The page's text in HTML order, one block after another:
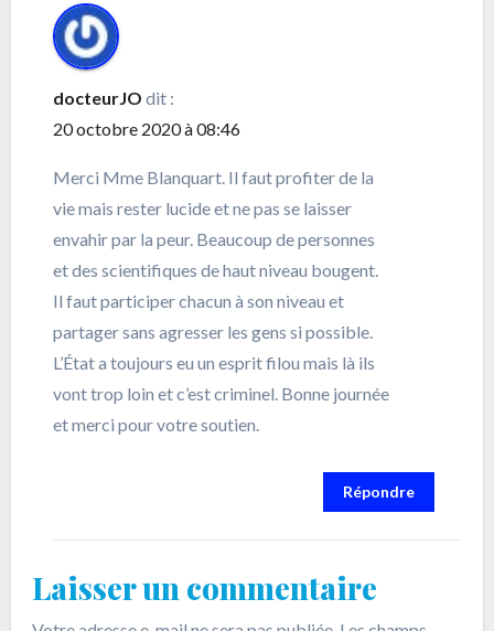
docteurJO dit :
20 octobre 2020 à 08:46
Merci Mme Blanquart. Il faut profiter de la
vie mais rester lucide et ne pas se laisser
envahir par la peur. Beaucoup de personnes
et des scientifiques de haut niveau bougent.
Il faut participer chacun à son niveau et
partager sans agresser les gens si possible.
L’État a toujours eu un esprit filou mais là ils
vont trop loin et c’est criminel. Bonne journée
et merci pour votre soutien.
Répondre
Laisser un commentaire